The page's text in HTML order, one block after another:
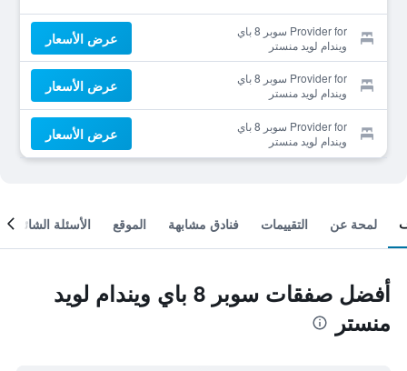
Provider for سوبر 8 باي
ويندام لويد منستر
عرض الأسعار
Provider for سوبر 8 باي
ويندام لويد منستر
عرض الأسعار
Provider for سوبر 8 باي
ويندام لويد منستر
عرض الأسعار
لمحة عن التقييمات فنادق مشابهة الموقع الأسئلة الشائعة
أفضل صفقات سوبر 8 باي ويندام لويد
منستر